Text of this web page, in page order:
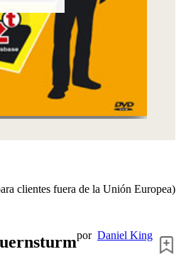
Login
CARRO DE LA COMPRA
0PRODUCTO
0,00 €
✔
clientes fuera de la Unión Europea)
por Daniel King